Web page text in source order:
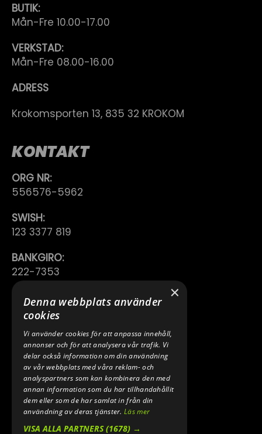
BUTIK:
Mån-Fre 10.00-17.00
VERKSTAD:
Mån-Fre 08.00-16.00
ADRESS
Krokomsporten 13, 835 32 KROKOM
KONTAKT
ORG NR:
556576-5962
SWISH:
123 3377 819
BANKGIRO:
222-7353
TELEFON:
0640 200 50
E-POST:
INFO@SPEEDSHOPEN.SE
ÅNGRA MITT KÖP
×
Denna webbplats använder
cookies
Vi använder cookies för att anpassa innehåll,
annonser och för att analysera vår trafik. Vi
delar också information om din användning
av vår webbplats med våra reklam- och
analyspartners som kan kombinera den med
annan information som du har tillhandahållit
dem eller som de har samlat in från din
användning av deras tjänster.Läs mer
VISA ALLA PARTNERS(1678) →